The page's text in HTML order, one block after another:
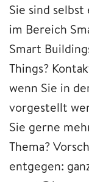
Sie sind
im Bereich
Smart
Things?
wenn Sie in
vorgestellt
Sie gerne
Thema?
entgegen: